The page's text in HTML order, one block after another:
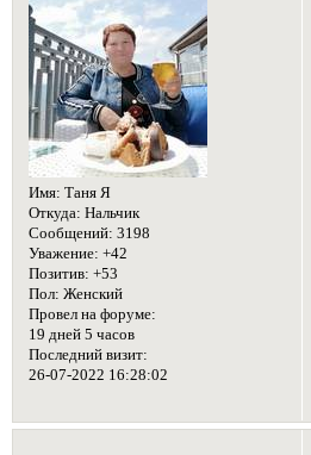
Имя: Таня Я
Откуда: Нальчик
Сообщений: 3198
Уважение: +42
Позитив: +53
Пол: Женский
Провел на форуме:
19 дней 5 часов
Последний визит:
26-07-2022 16:28:02